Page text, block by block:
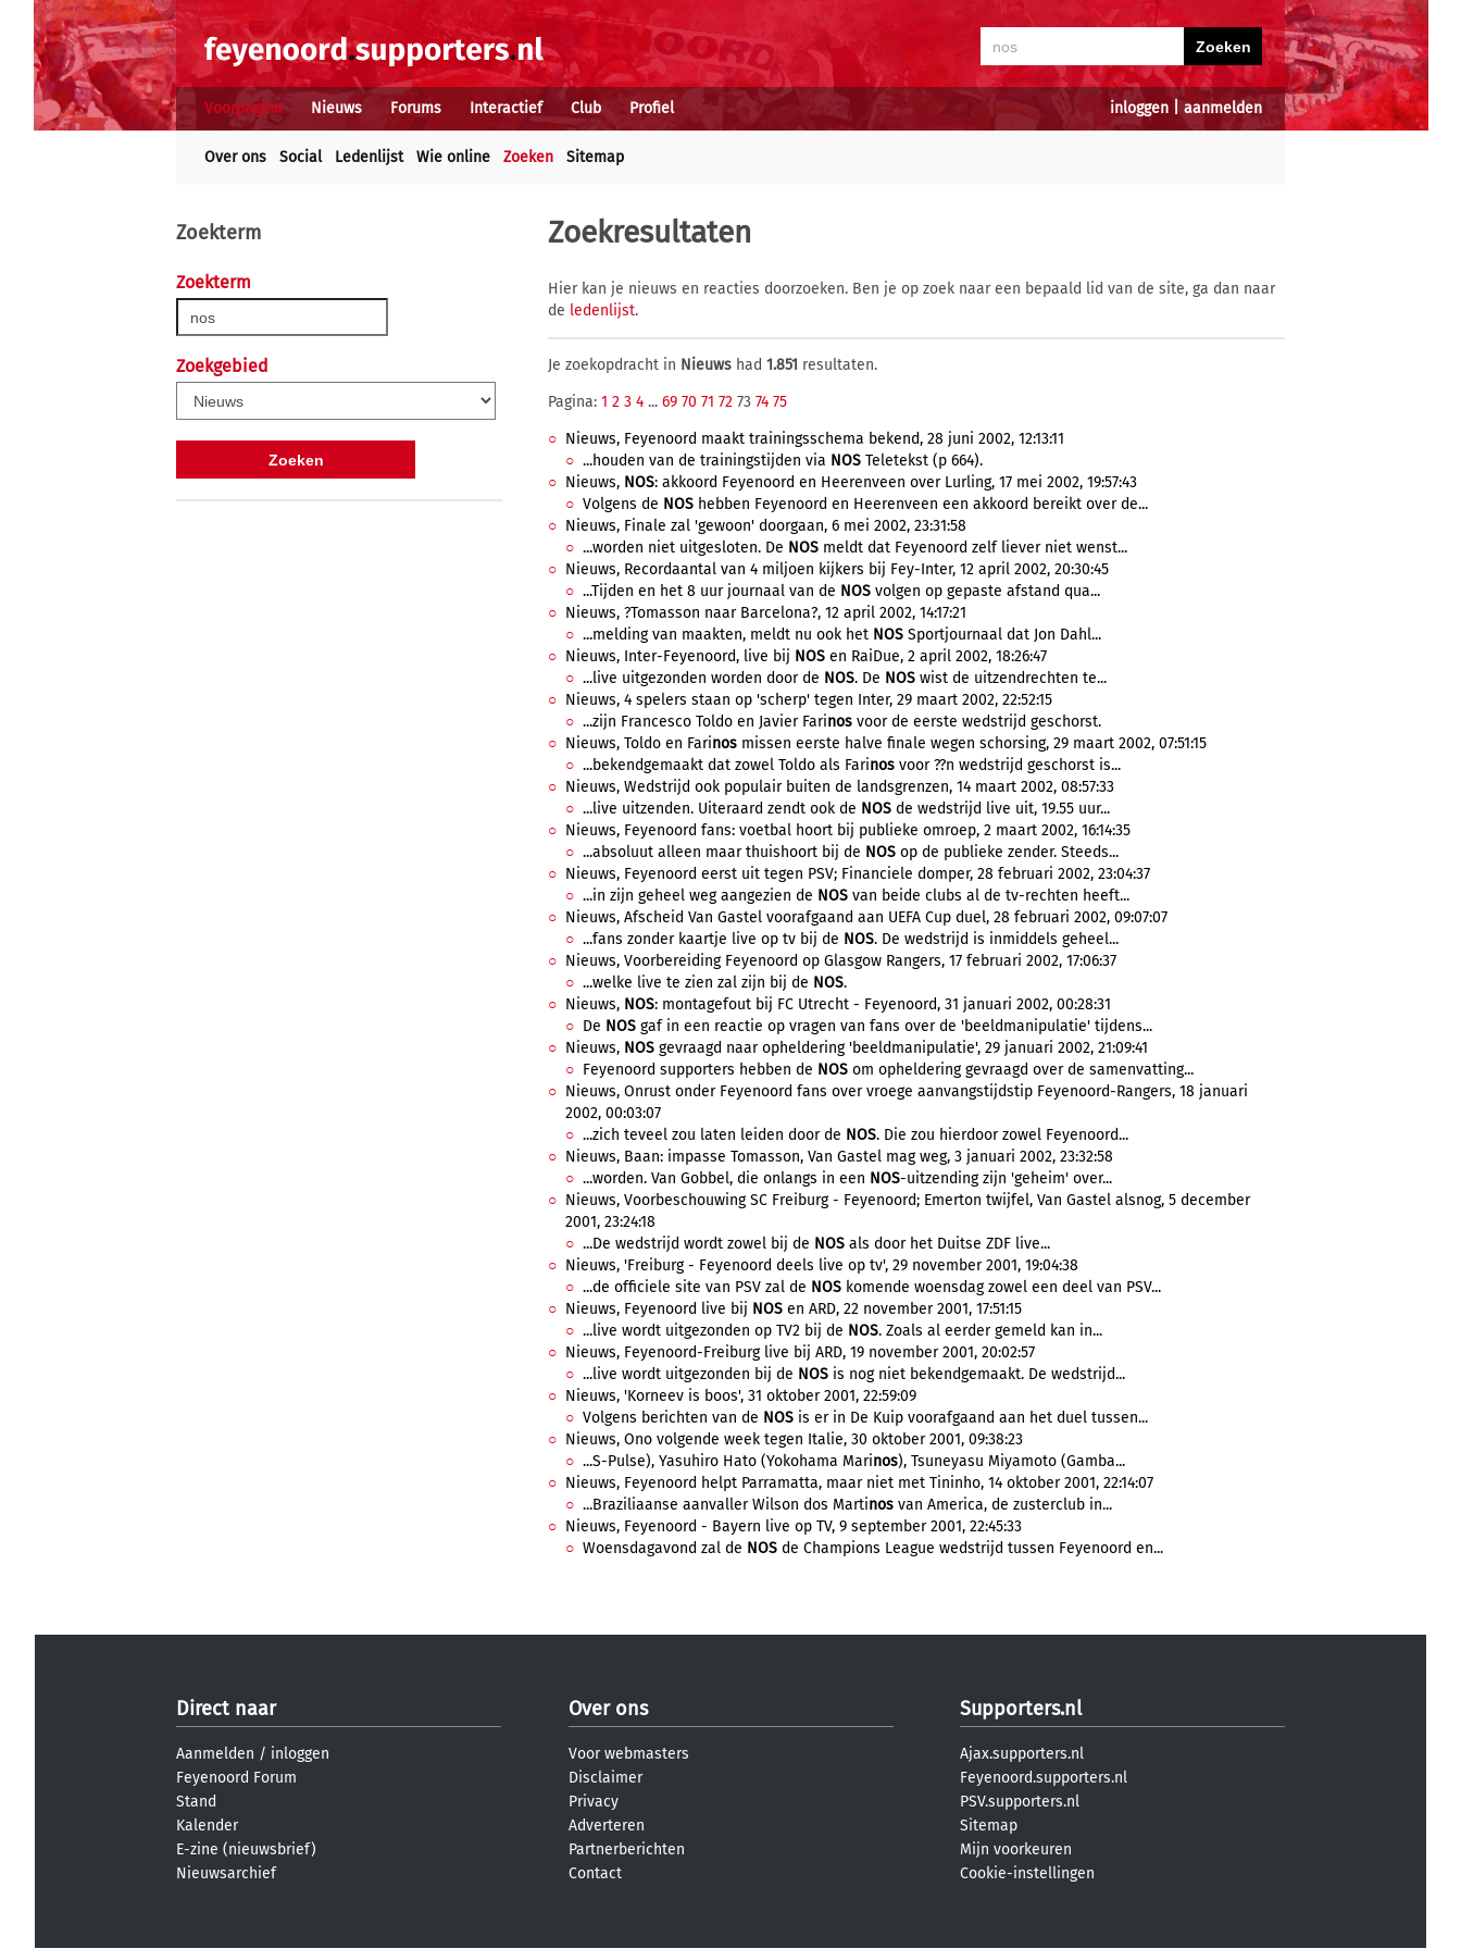
inloggen aanmelden
Voorpagina Nieuws Forums Interactief Club Profiel
Over ons Social Ledenlijst Wie online Zoeken Sitemap
Zoekterm
Zoekterm
Zoekgebied
Zoekresultaten
Hier kan je nieuws en reacties doorzoeken. Ben je op zoek naar een bepaald lid van de site, ga dan naar
de ledenlijst.
Je zoekopdracht in Nieuws had 1.851 resultaten.
Pagina: 1 2 3 4 ... 69 70 71 72 73 74 75
Nieuws, Feyenoord maakt trainingsschema bekend, 28 juni 2002, 12:13:11
...houden van de trainingstijden via NOS Teletekst (p 664).
Nieuws, NOS: akkoord Feyenoord en Heerenveen over Lurling, 17 mei 2002, 19:57:43
Volgens de NOS hebben Feyenoord en Heerenveen een akkoord bereikt over de...
Nieuws, Finale zal 'gewoon' doorgaan, 6 mei 2002, 23:31:58
...worden niet uitgesloten. De NOS meldt dat Feyenoord zelf liever niet wenst...
Nieuws, Recordaantal van 4 miljoen kijkers bij Fey-Inter, 12 april 2002, 20:30:45
...Tijden en het 8 uur journaal van de NOS volgen op gepaste afstand qua...
Nieuws, ?Tomasson naar Barcelona?, 12 april 2002, 14:17:21
...melding van maakten, meldt nu ook het NOS Sportjournaal dat Jon Dahl...
Nieuws, Inter-Feyenoord, live bij NOS en RaiDue, 2 april 2002, 18:26:47
...live uitgezonden worden door de NOS. De NOS wist de uitzendrechten te...
Nieuws, 4 spelers staan op 'scherp' tegen Inter, 29 maart 2002, 22:52:15
...zijn Francesco Toldo en Javier Farinos voor de eerste wedstrijd geschorst.
Nieuws, Toldo en Farinos missen eerste halve finale wegen schorsing, 29 maart 2002, 07:51:15
...bekendgemaakt dat zowel Toldo als Farinos voor ??n wedstrijd geschorst is...
Nieuws, Wedstrijd ook populair buiten de landsgrenzen, 14 maart 2002, 08:57:33
...live uitzenden. Uiteraard zendt ook de NOS de wedstrijd live uit, 19.55 uur...
Nieuws, Feyenoord fans: voetbal hoort bij publieke omroep, 2 maart 2002, 16:14:35
...absoluut alleen maar thuishoort bij de NOS op de publieke zender. Steeds...
Nieuws, Feyenoord eerst uit tegen PSV; Financiele domper, 28 februari 2002, 23:04:37
...in zijn geheel weg aangezien de NOS van beide clubs al de tv-rechten heeft...
Nieuws, Afscheid Van Gastel voorafgaand aan UEFA Cup duel, 28 februari 2002, 09:07:07
...fans zonder kaartje live op tv bij de NOS. De wedstrijd is inmiddels geheel...
Nieuws, Voorbereiding Feyenoord op Glasgow Rangers, 17 februari 2002, 17:06:37
...welke live te zien zal zijn bij de NOS.
Nieuws, NOS: montagefout bij FC Utrecht - Feyenoord, 31 januari 2002, 00:28:31
De NOS gaf in een reactie op vragen van fans over de 'beeldmanipulatie' tijdens...
Nieuws, NOS gevraagd naar opheldering 'beeldmanipulatie', 29 januari 2002, 21:09:41
Feyenoord supporters hebben de NOS om opheldering gevraagd over de samenvatting...
Nieuws, Onrust onder Feyenoord fans over vroege aanvangstijdstip Feyenoord-Rangers, 18 januari
2002, 00:03:07
...zich teveel zou laten leiden door de NOS. Die zou hierdoor zowel Feyenoord...
Nieuws, Baan: impasse Tomasson, Van Gastel mag weg, 3 januari 2002, 23:32:58
...worden. Van Gobbel, die onlangs in een NOS-uitzending zijn 'geheim' over...
Nieuws, Voorbeschouwing SC Freiburg - Feyenoord; Emerton twijfel, Van Gastel alsnog, 5 december
2001, 23:24:18
...De wedstrijd wordt zowel bij de NOS als door het Duitse ZDF live...
Nieuws, 'Freiburg - Feyenoord deels live op tv', 29 november 2001, 19:04:38
...de officiele site van PSV zal de NOS komende woensdag zowel een deel van PSV...
Nieuws, Feyenoord live bij NOS en ARD, 22 november 2001, 17:51:15
...live wordt uitgezonden op TV2 bij de NOS. Zoals al eerder gemeld kan in...
Nieuws, Feyenoord-Freiburg live bij ARD, 19 november 2001, 20:02:57
...live wordt uitgezonden bij de NOS is nog niet bekendgemaakt. De wedstrijd...
Nieuws, 'Korneev is boos', 31 oktober 2001, 22:59:09
Volgens berichten van de NOS is er in De Kuip voorafgaand aan het duel tussen...
Nieuws, Ono volgende week tegen Italie, 30 oktober 2001, 09:38:23
...S-Pulse), Yasuhiro Hato (Yokohama Marinos), Tsuneyasu Miyamoto (Gamba...
Nieuws, Feyenoord helpt Parramatta, maar niet met Tininho, 14 oktober 2001, 22:14:07
...Braziliaanse aanvaller Wilson dos Martinos van America, de zusterclub in...
Nieuws, Feyenoord - Bayern live op TV, 9 september 2001, 22:45:33
Woensdagavond zal de NOS de Champions League wedstrijd tussen Feyenoord en...
Direct naar
Aanmelden / inloggen
Feyenoord Forum
Stand
Kalender
E-zine (nieuwsbrief)
Nieuwsarchief
Over ons
Voor webmasters
Disclaimer
Privacy
Adverteren
Partnerberichten
Contact
Supporters.nl
Ajax.supporters.nl
Feyenoord.supporters.nl
PSV.supporters.nl
Sitemap
Mijn voorkeuren
Cookie-instellingen